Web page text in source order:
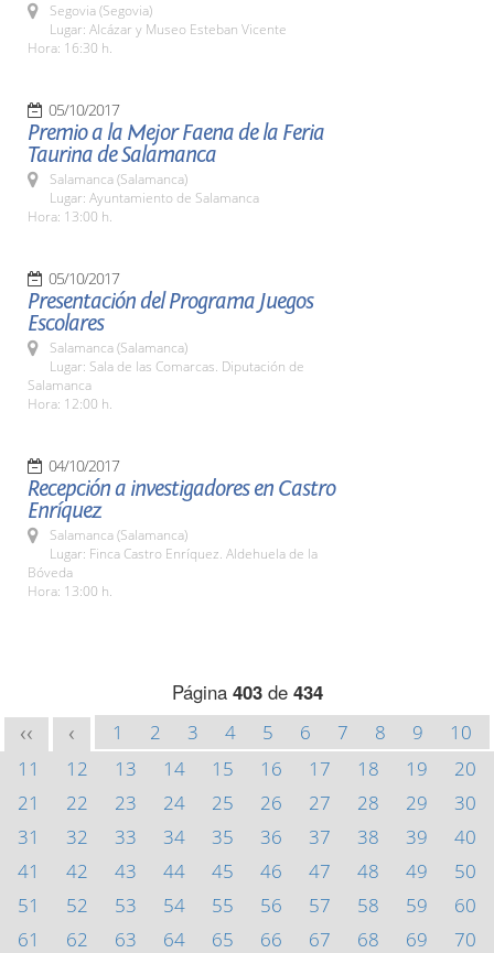
Segovia (Segovia)
Lugar: Alcázar y Museo Esteban Vicente
Hora: 16:30 h.
05/10/2017
Premio a la Mejor Faena de la Feria
Taurina de Salamanca
Salamanca (Salamanca)
Lugar: Ayuntamiento de Salamanca
Hora: 13:00 h.
05/10/2017
Presentación del Programa Juegos
Escolares
Salamanca (Salamanca)
Lugar: Sala de las Comarcas. Diputación de
Salamanca
Hora: 12:00 h.
04/10/2017
Recepción a investigadores en Castro
Enríquez
Salamanca (Salamanca)
Lugar: Finca Castro Enríquez. Aldehuela de la
Bóveda
Hora: 13:00 h.
Página 403de 434
<< < 1 2 3 4 5 6 7 8 9
10
11
12 13 14 15 16 17 18 19
20
21
22 23 24 25 26 27 28 29
30
31
32 33 34 35 36 37 38 39
40
41
42 43 44 45 46 47 48 49
50
51
52 53 54 55 56 57 58 59
60
61
62 63 64 65 66 67 68 69
70